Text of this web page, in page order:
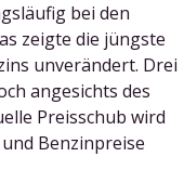
bei den
zeigte die jüngste
unverändert. Drei
angesichts des
Preisschub wird
Benzinpreise